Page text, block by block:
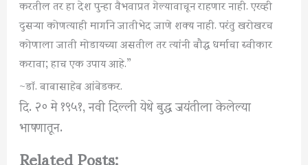
दुसऱ्या कोणत्याही मार्गाने जातीभेद जाणे शक्य नाही. परंतु खरोखरच
कोणाला जाती मोडायच्या असतील तर त्यांनी बौद्ध धर्माचा स्वीकार
करावा; हाच एक उपाय आहे.”
~डाॅ. बाबासाहेब आंबेडकर.
दि. २० मे १९५१, नवी दिल्ली येथे बुद्ध जयंतीला केलेल्या
भाषणातून.